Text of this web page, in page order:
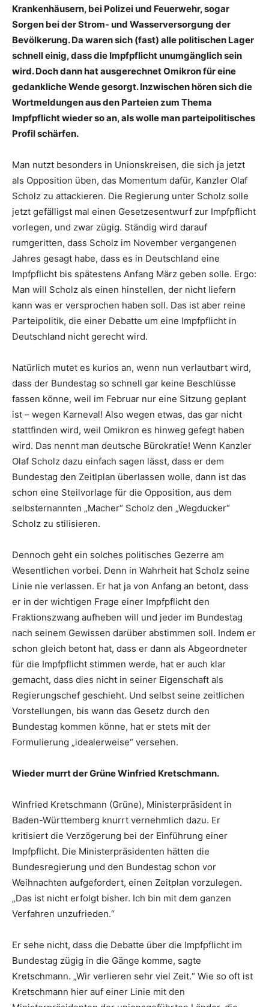
Krankenhäusern, bei Polizei und Feuerwehr, sogar
Sorgen bei der Strom- und Wasserversorgung der
Bevölkerung. Da waren sich (fast) alle politischen Lager
schnell einig, dass die Impfpflicht unumgänglich sein
wird. Doch dann hat ausgerechnet Omikron für eine
gedankliche Wende gesorgt. Inzwischen hören sich die
Wortmeldungen aus den Parteien zum Thema
Impfpflicht wieder so an, als wolle man parteipolitisches
Profil schärfen.
Man nutzt besonders in Unionskreisen, die sich ja jetzt
als Opposition üben, das Momentum dafür, Kanzler Olaf
Scholz zu attackieren. Die Regierung unter Scholz solle
jetzt gefälligst mal einen Gesetzesentwurf zur Impfpflicht
vorlegen, und zwar zügig. Ständig wird darauf
rumgeritten, dass Scholz im November vergangenen
Jahres gesagt habe, dass es in Deutschland eine
Impfpflicht bis spätestens Anfang März geben solle. Ergo:
Man will Scholz als einen hinstellen, der nicht liefern
kann was er versprochen haben soll. Das ist aber reine
Parteipolitik, die einer Debatte um eine Impfpflicht in
Deutschland nicht gerecht wird.
Natürlich mutet es kurios an, wenn nun verlautbart wird,
dass der Bundestag so schnell gar keine Beschlüsse
fassen könne, weil im Februar nur eine Sitzung geplant
ist – wegen Karneval! Also wegen etwas, das gar nicht
stattfinden wird, weil Omikron es hinweg gefegt haben
wird. Das nennt man deutsche Bürokratie! Wenn Kanzler
Olaf Scholz dazu einfach sagen lässt, dass er dem
Bundestag den Zeitlplan überlassen wolle, dann ist das
schon eine Steilvorlage für die Opposition, aus dem
selbsternannten „Macher“ Scholz den „Wegducker“
Scholz zu stilisieren.
Dennoch geht ein solches politisches Gezerre am
Wesentlichen vorbei. Denn in Wahrheit hat Scholz seine
Linie nie verlassen. Er hat ja von Anfang an betont, dass
er in der wichtigen Frage einer Impfpflicht den
Fraktionszwang aufheben will und jeder im Bundestag
nach seinem Gewissen darüber abstimmen soll. Indem er
schon gleich betont hat, dass er dann als Abgeordneter
für die Impfpflicht stimmen werde, hat er auch klar
gemacht, dass dies nicht in seiner Eigenschaft als
Regierungschef geschieht. Und selbst seine zeitlichen
Vorstellungen, bis wann das Gesetz durch den
Bundestag kommen könne, hat er stets mit der
Formulierung „idealerweise“ versehen.
Wieder murrt der Grüne Winfried Kretschmann.
Winfried Kretschmann (Grüne), Ministerpräsident in
Baden-Württemberg knurrt vernehmlich dazu. Er
kritisiert die Verzögerung bei der Einführung einer
Impfpflicht. Die Ministerpräsidenten hätten die
Bundesregierung und den Bundestag schon vor
Weihnachten aufgefordert, einen Zeitplan vorzulegen.
„Das ist nicht erfolgt bisher. Ich bin mit dem ganzen
Verfahren unzufrieden.“
Er sehe nicht, dass die Debatte über die Impfpflicht im
Bundestag zügig in die Gänge komme, sagte
Kretschmann. „Wir verlieren sehr viel Zeit.“ Wie so oft ist
Kretschmann hier auf einer Linie mit den